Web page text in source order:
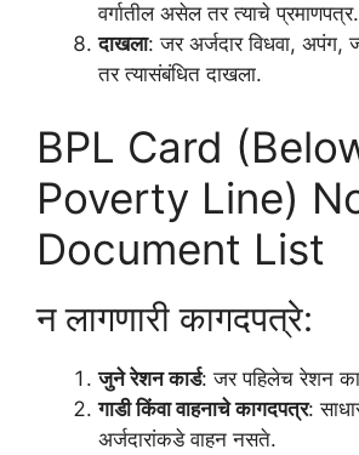
वर्गातील असेल तर त्याचे प्रमाणपत्र.
दाखला: जर अर्जदार विधवा, अपंग,
तर त्यासंबंधित दाखला.
BPL Card
Poverty Line)
Document List
न लागणारी कागदपत्रे:
जुने रेशन कार्ड: जर पहिलेच रेशन
गाडी किंवा वाहनाचे कागदपत्र:
अर्जदारांकडे वाहन नसते.